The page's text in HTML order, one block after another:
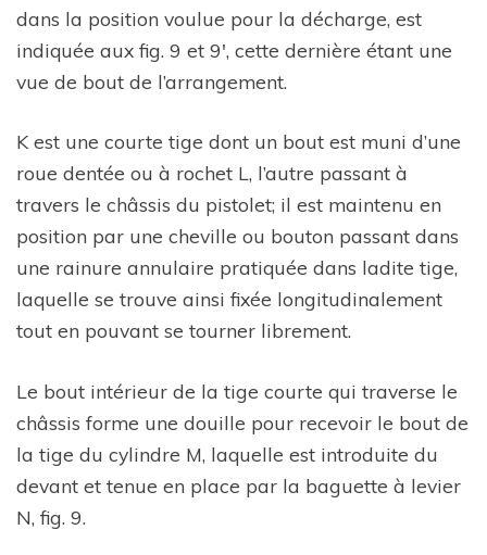
dans la position voulue pour la décharge, est
indiquée aux fig. 9 et 9′, cette dernière étant une
vue de bout de l’arrangement.
K est une courte tige dont un bout est muni d’une
roue dentée ou à rochet L, l’autre passant à
travers le châssis du pistolet; il est maintenu en
position par une cheville ou bouton passant dans
une rainure annulaire pratiquée dans ladite tige,
laquelle se trouve ainsi fixée longitudinalement
tout en pouvant se tourner librement.
Le bout intérieur de la tige courte qui traverse le
châssis forme une douille pour recevoir le bout de
la tige du cylindre M, laquelle est introduite du
devant et tenue en place par la baguette à levier
N, fig. 9.